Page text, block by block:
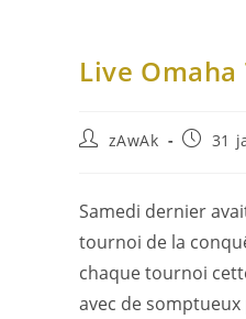
Live
zAwAk 31
Samedi dernier
tournoi de la
chaque tournoi
avec de somptueux